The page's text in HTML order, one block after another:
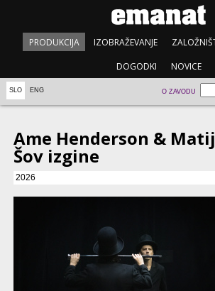
PRODUKCIJA IZOBRAŽEVANJE
DOGODKI NOVICE
SLO ENG O ZAVODU
Ame Henderson &
Šov izgine
2026